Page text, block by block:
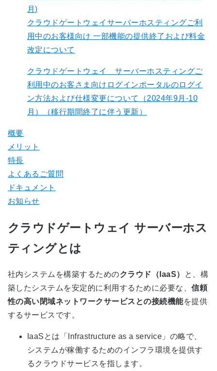
月)
クラウドゲートウェイサーバーホスティングご利
用中のお客様向け​ 一部機能の提供終了および料金
改定について
クラウドゲートウェイ サーバーホスティングご
利用中のお客さま向けログインポータルのログイ
ン方法および仕様変更について（2024年9月-10
月）（移行期間終了に伴う更新）
概要
メリット
特長
よくあるご質問
ドキュメント
お知らせ
クラウドゲートウェイ サーバーホス
ティングとは
社内システムを構築するためのクラウド（IaaS）
と、構
築したシステムを安定的に利用するために必要な、信頼
性の高い閉域ネットワークサービスとの接続機能を提供
するサービスです。
IaaSとは「Infrastructure as a service」の略で、
システムが稼働するためのインフラ環境を提供す
るクラウドサービスを指します。